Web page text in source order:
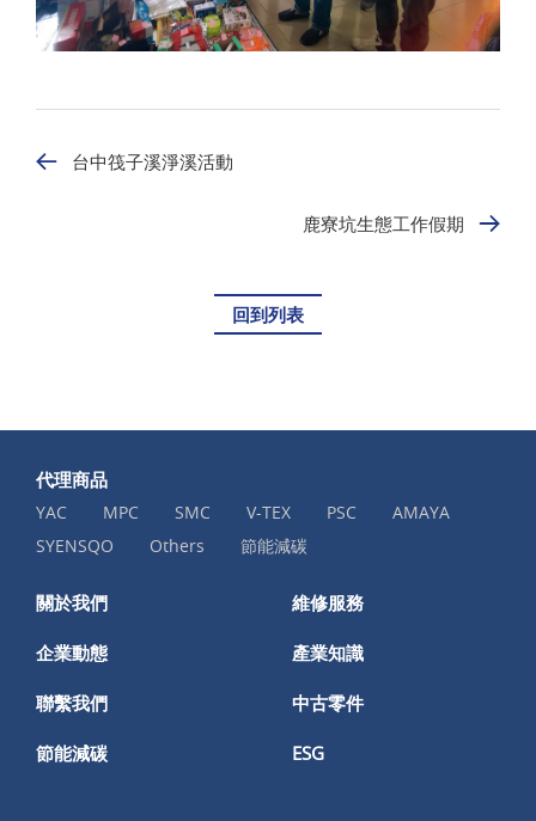
台中筏子溪淨溪活動
鹿寮坑生態工作假期
回到列表
代理商品
YAC MPC SMC V-TEX PSC
AMAYA
SYENSQO
Others 節能減碳
關於我們 維修服務
企業動態 產業知識
聯繫我們 中古零件
節能減碳 ESG